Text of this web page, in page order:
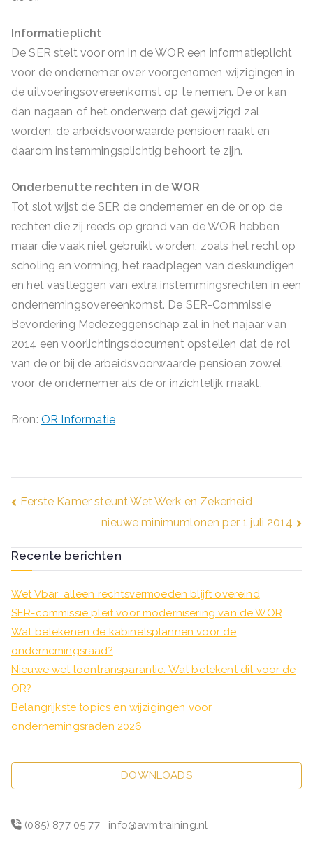
Informatieplicht
De SER stelt voor om in de WOR een informatieplicht
voor de ondernemer over voorgenomen wijzigingen in
de uitvoeringsovereenkomst op te nemen. De or kan
dan nagaan of het onderwerp dat gewijzigd zal
worden, de arbeidsvoorwaarde pensioen raakt en
daarom instemmingsplichtig behoort te zijn.
Onderbenutte rechten in de WOR
Tot slot wijst de SER de ondernemer en de or op de
rechten die zij reeds op grond van de WOR hebben
maar die vaak niet gebruikt worden, zoals het recht op
scholing en vorming, het raadplegen van deskundigen
en het vastleggen van extra instemmingsrechten in een
ondernemingsovereenkomst. De SER-Commissie
Bevordering Medezeggenschap zal in het najaar van
2014 een voorlichtingsdocument opstellen dat de rol
van de or bij de arbeidsvoorwaarde pensioen zowel
voor de ondernemer als de or inzichtelijk maakt.
Bron: OR Informatie
Bericht
navigatie
Eerste Kamer steunt Wet Werk en Zekerheid
nieuwe minimumlonen per 1 juli 2014
Recente berichten
Wet Vbar: alleen rechtsvermoeden blijft overeind
SER-commissie pleit voor modernisering van de WOR
Wat betekenen de kabinetsplannen voor de
ondernemingsraad?
Nieuwe wet loontransparantie: Wat betekent dit voor de
OR?
Belangrijkste topics en wijzigingen voor
ondernemingsraden 2026
DOWNLOADS
(085) 877 05 77 info@avmtraining.nl